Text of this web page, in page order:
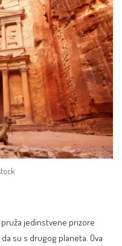
jedinstvene prizore
su s drugog planeta. Ova